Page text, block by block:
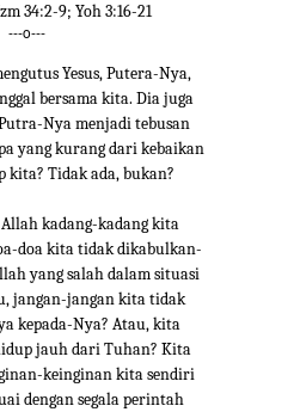
34:2-9; Yoh 3:16-21
---o---
Yesus, Putera-Nya,
bersama kita. Dia juga
Nya menjadi tebusan
yang kurang dari kebaikan
kita? Tidak ada, bukan?
kadang-kadang kita
doa kita tidak dikabulkan-
yang salah dalam situasi
jangan-jangan kita tidak
kepada-Nya? Atau, kita
jauh dari Tuhan? Kita
keinginan kita sendiri
dengan segala perintah